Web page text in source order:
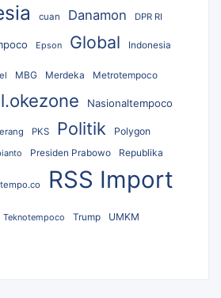
cuan Danamon DPR RI
Epson Global Indonesia
MBG Merdeka Metrotempoco
Nasionaltempoco
PKS Politik Polygon
Presiden Prabowo Republika
RSS Import
Teknotempoco Trump UMKM